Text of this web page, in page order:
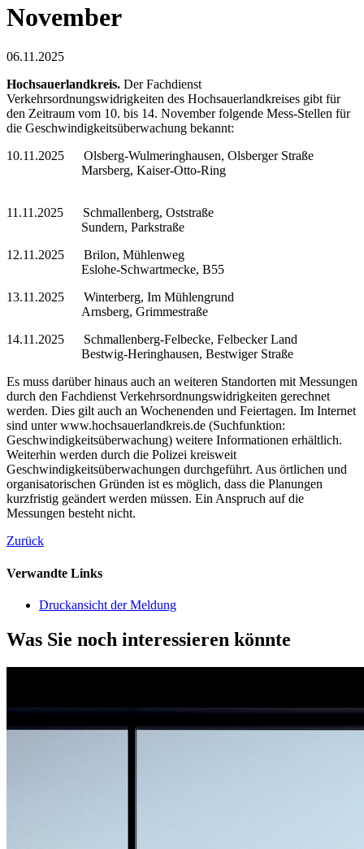
November
06.11.2025
Hochsauerlandkreis. Der Fachdienst
Verkehrsordnungswidrigkeiten des Hochsauerlandkreises gibt für
den Zeitraum vom 10. bis 14. November folgende Mess-Stellen für
die Geschwindigkeitsüberwachung bekannt:
10.11.2025 Olsberg-Wulmeringhausen, Olsberger Straße
Marsberg, Kaiser-Otto-Ring
11.11.2025 Schmallenberg, Oststraße
Sundern, Parkstraße
12.11.2025 Brilon, Mühlenweg
Eslohe-Schwartmecke, B55
13.11.2025 Winterberg, Im Mühlengrund
Arnsberg, Grimmestraße
14.11.2025 Schmallenberg-Felbecke, Felbecker Land
Bestwig-Heringhausen, Bestwiger Straße
Es muss darüber hinaus auch an weiteren Standorten mit Messungen
durch den Fachdienst Verkehrsordnungswidrigkeiten gerechnet
werden. Dies gilt auch an Wochenenden und Feiertagen. Im Internet
sind unter www.hochsauerlandkreis.de (Suchfunktion:
Geschwindigkeitsüberwachung) weitere Informationen erhältlich.
Weiterhin werden durch die Polizei kreisweit
Geschwindigkeitsüberwachungen durchgeführt. Aus örtlichen und
organisatorischen Gründen ist es möglich, dass die Planungen
kurzfristig geändert werden müssen. Ein Anspruch auf die
Messungen besteht nicht.
Zurück
Verwandte Links
Druckansicht der Meldung
Was Sie noch interessieren könnte